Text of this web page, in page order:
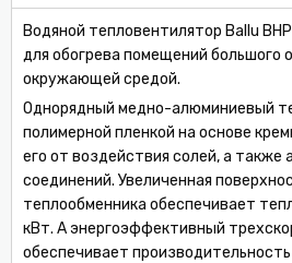
Водяной тепловентилятор Ballu
для обогрева помещений большого
окружающей средой.
Однорядный медно-алюминиевый
полимерной пленкой на основе
его от воздействия солей, а также
соединений. Увеличенная
теплообменника обеспечивает
кВт. А энергоэффективный
обеспечивает